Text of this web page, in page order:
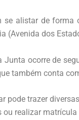
se alistar de forma
(Avenida dos
Junta ocorre de
também conta
pode trazer
ou realizar